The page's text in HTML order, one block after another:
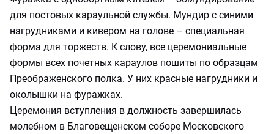
для постовых караульной службы. Мундир с синими
нагрудниками и кивером на голове – специальная
форма для торжеств. К слову, все церемониальные
формы всех почетных караулов пошиты по образцам
Преображенского полка. У них красные нагрудники и
околышки на фуражках.
Церемония вступления в должность завершилась
молебном в Благовещенском соборе Московского